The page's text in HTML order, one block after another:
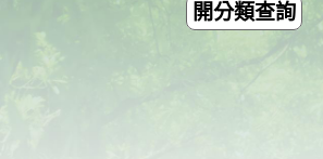
開分類查詢